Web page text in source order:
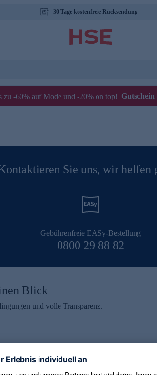
30 Tage kostenfreie Rücksendung
zu -60% auf Mode und -20% on top!
Sie uns, wir helfen
Gebührenfreie EASy-Bestellung
0800 29 88 82
Blick
und volle Transparenz.